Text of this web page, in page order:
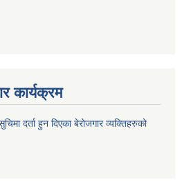
कार्यक्रम
दर्ता हुन दिएका बेरोजगार व्यक्तिहरुको